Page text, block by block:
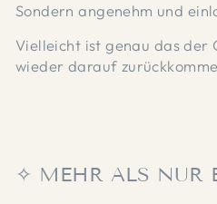
Sondern angenehm und
Vielleicht ist genau das der
wieder darauf
✧ MEHR ALS NUR